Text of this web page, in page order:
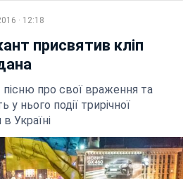
· 12:18
присвятив кліп
про свої враження та
у нього події трирічної
Україні